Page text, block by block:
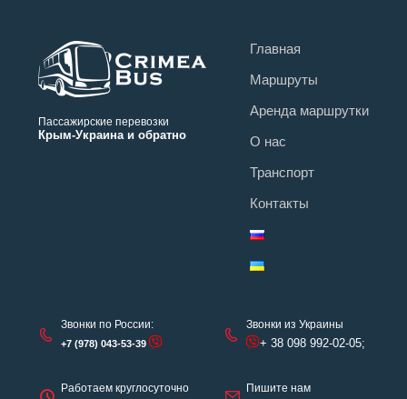
Пассажирские перевозки
Крым-Украина и обратно
Главная
Маршруты
Аренда маршрутки
О нас
Транспорт
Контакты
Звонки по России:
+7 (978) 043-53-39
Работаем круглосуточно
Звонки из Украины
+ 38 098 992-02-05;
Пишите нам